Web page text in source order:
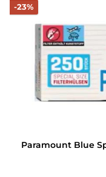
-23%Rabatt
Paramount Blue